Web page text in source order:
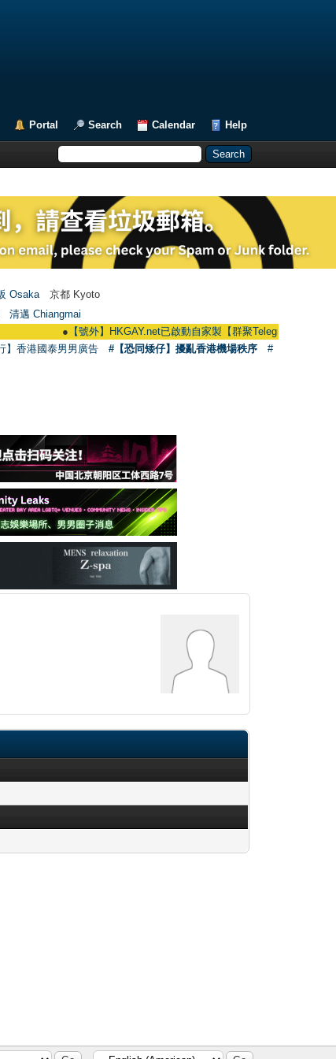
Portal Search Calendar Help
Osaka 京都 Kyoto
清邁 Chiangmai
【號外】HKGAY.net已啟動自家製【群聚Telegram群組】
】香港國泰男男廣告 #【恐同矮仔】擾亂香港機場秩序
#